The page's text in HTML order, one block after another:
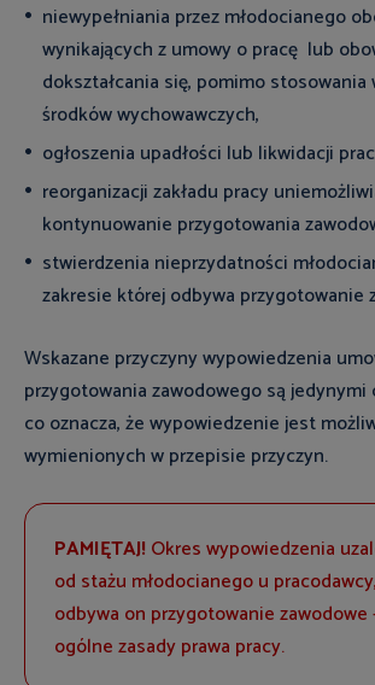
niewypełniania przez młodocianego
wynikających z umowy o pracę lub
dokształcania się, pomimo
środków wychowawczych,
ogłoszenia upadłości lub likwidacji
reorganizacji zakładu pracy
kontynuowanie przygotowania
stwierdzenia nieprzydatności
zakresie której odbywa przygotowanie
Wskazane przyczyny wypowiedzenia
przygotowania zawodowego są jedynymi
co oznacza, że wypowiedzenie jest
wymienionych w przepisie przyczyn.
PAMIĘTAJ! Okres wypowiedzenia
od stażu młodocianego u
odbywa on przygotowanie
ogólne zasady prawa pracy.